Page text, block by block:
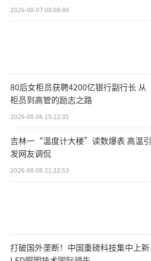
2026-08-07 08:08:46
80后女柜员获聘4200亿银行副行长 从
柜员到高管的励志之路
2026-08-06 15:12:35
吉林一“温度计大楼”读数爆表 高温引
发网友调侃
2026-08-06 21:22:53
打破国外垄断！中国重磅科技集中上新